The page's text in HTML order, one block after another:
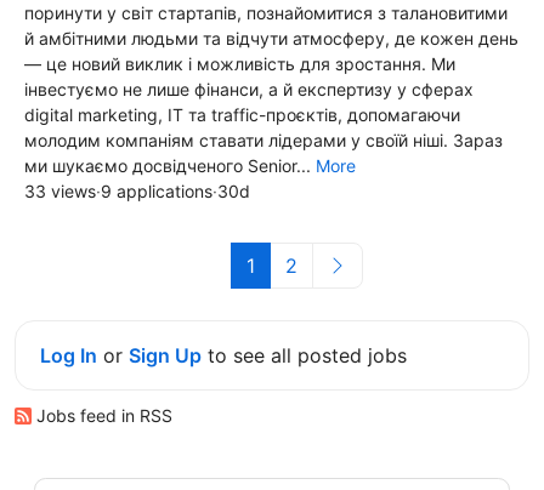
поринути у світ стартапів, познайомитися з талановитими
й амбітними людьми та відчути атмосферу, де кожен день
— це новий виклик і можливість для зростання. Ми
інвестуємо не лише фінанси, а й експертизу у сферах
digital marketing, IT та traffic-проєктів, допомагаючи
молодим компаніям ставати лідерами у своїй ніші. Зараз
ми шукаємо досвідченого Senior... More
33 views·9 applications·30d
1 2
Log In or Sign Up to see all posted jobs
Jobs feed in RSS